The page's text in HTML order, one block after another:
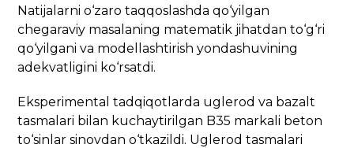
Natijalarni o‘zaro taqqoslashda qo‘yilgan
chegaraviy masalaning matematik jihatdan to‘g‘ri
qo‘yilgani va modellashtirish yondashuvining
adekvatligini ko‘rsatdi.
Eksperimental tadqiqotlarda uglerod va bazalt
tasmalari bilan kuchaytirilgan B35 markali beton
to‘sinlar sinovdan o‘tkazildi. Uglerod tasmalari